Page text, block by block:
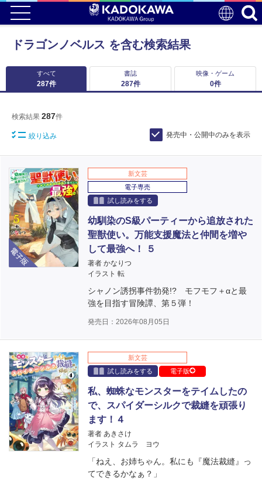
ドラゴンノベルス を含む検索結果
すべて
287件
書誌
287件
映像・ゲーム
0件
検索結果 287件
絞り込み 発売中・公開中のみを表示
電子版
新文芸
電子専売
試し読みをする
幼馴染のS級パーティーから追放された
聖獣使い。万能支援魔法と仲間を増や
して最強へ！ ５
著者 かなりつ
イラスト 転
シャノン誘拐事件勃発!? モフモフ＋αと最
強を目指す冒険譚、第５弾！
発売日：2026年08月05日
新文芸
試し読みをする
電子版
私、蜘蛛なモンスターをテイムしたの
で、スパイダーシルクで裁縫を頑張り
ます！４
著者 あきさけ
イラスト タムラ ヨウ
「ねえ、お姉ちゃん。私にも『魔法裁縫』っ
てできるかなぁ？」